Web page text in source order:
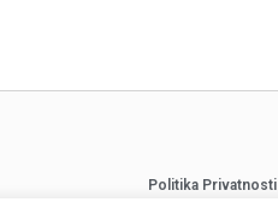
Politika Privatnosti